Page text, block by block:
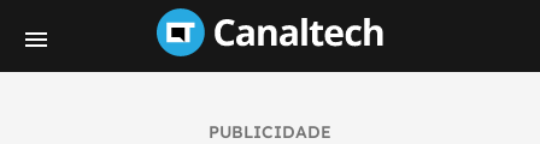
PUBLICIDADE